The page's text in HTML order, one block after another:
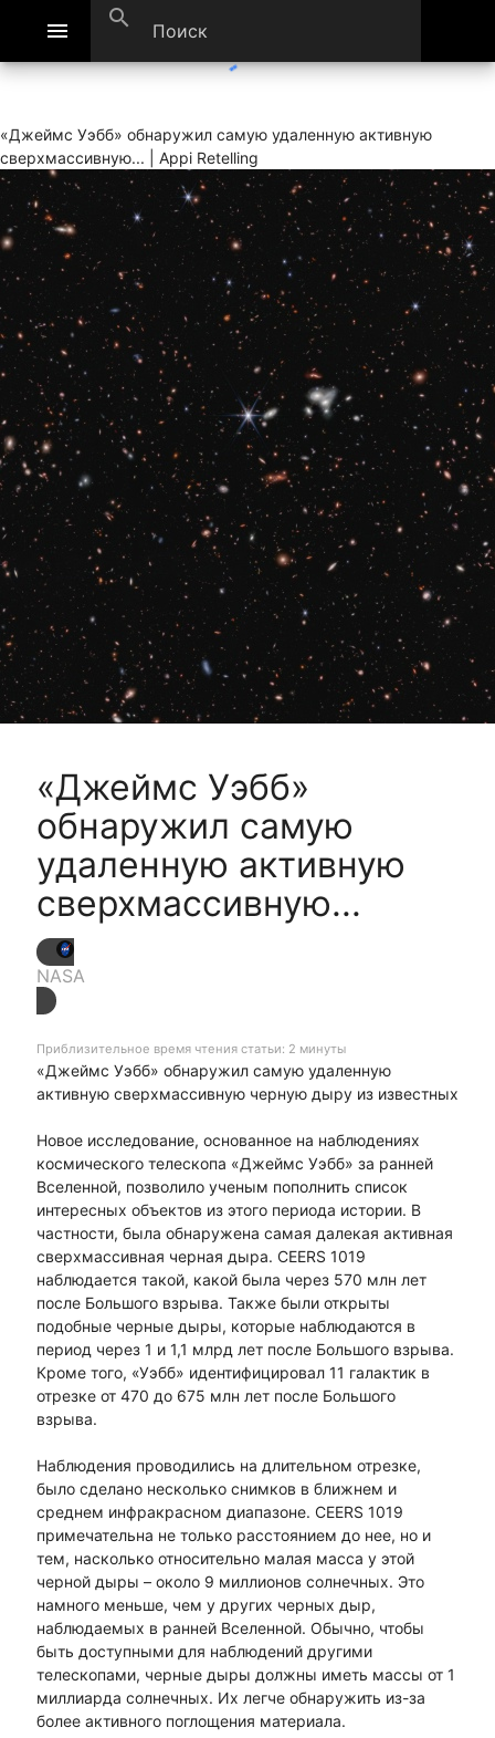
menu search
«Джеймс Уэбб» обнаружил самую удаленную активную
сверхмассивную... | Appi Retelling
«Джеймс Уэбб»
обнаружил самую
удаленную активную
сверхмассивную...
NASA
Приблизительное время чтения статьи: 2 минуты
«Джеймс Уэбб» обнаружил самую удаленную
активную сверхмассивную черную дыру из известных
Новое исследование, основанное на наблюдениях
космического телескопа «Джеймс Уэбб» за ранней
Вселенной, позволило ученым пополнить список
интересных объектов из этого периода истории. В
частности, была обнаружена самая далекая активная
сверхмассивная черная дыра. CEERS 1019
наблюдается такой, какой была через 570 млн лет
после Большого взрыва. Также были открыты
подобные черные дыры, которые наблюдаются в
период через 1 и 1,1 млрд лет после Большого взрыва.
Кроме того, «Уэбб» идентифицировал 11 галактик в
отрезке от 470 до 675 млн лет после Большого
взрыва.
Наблюдения проводились на длительном отрезке,
было сделано несколько снимков в ближнем и
среднем инфракрасном диапазоне. CEERS 1019
примечательна не только расстоянием до нее, но и
тем, насколько относительно малая масса у этой
черной дыры – около 9 миллионов солнечных. Это
намного меньше, чем у других черных дыр,
наблюдаемых в ранней Вселенной. Обычно, чтобы
быть доступными для наблюдений другими
телескопами, черные дыры должны иметь массы от 1
миллиарда солнечных. Их легче обнаружить из-за
более активного поглощения материала.